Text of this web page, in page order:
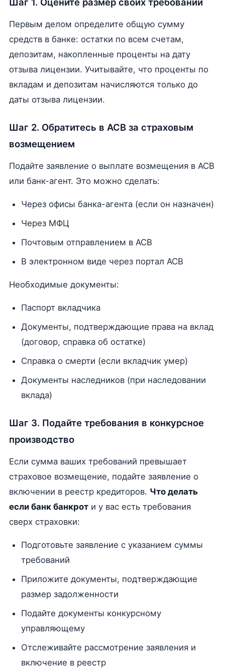
Первым делом определите общую сумму
средств в банке: остатки по всем счетам,
депозитам, накопленные проценты на дату
отзыва лицензии. Учитывайте, что проценты по
вкладам и депозитам начисляются только до
даты отзыва лицензии.
Шаг 2. Обратитесь в АСВ за страховым
возмещением
Подайте заявление о выплате возмещения в АСВ
или банк-агент. Это можно сделать:
Через офисы банка-агента (если он назначен)
Через МФЦ
Почтовым отправлением в АСВ
В электронном виде через портал АСВ
Необходимые документы:
Паспорт вкладчика
Документы, подтверждающие права на вклад
(договор, справка об остатке)
Справка о смерти (если вкладчик умер)
Документы наследников (при наследовании
вклада)
Шаг 3. Подайте требования в конкурсное
производство
Если сумма ваших требований превышает
страховое возмещение, подайте заявление о
включении в реестр кредиторов. Что делать
если банк банкроти у вас есть требования
сверх страховки:
Подготовьте заявление с указанием суммы
требований
Приложите документы, подтверждающие
размер задолженности
Подайте документы конкурсному
управляющему
Отслеживайте рассмотрение заявления и
включение в реестр